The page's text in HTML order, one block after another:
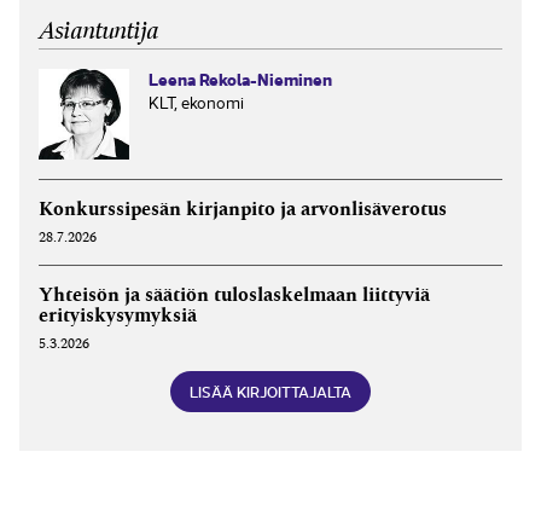
Asiantuntija
Leena Rekola-Nieminen
KLT, ekonomi
Konkurssipesän kirjanpito ja arvonlisäverotus
28.7.2026
Yhteisön ja säätiön tuloslaskelmaan liittyviä
erityiskysymyksiä
5.3.2026
LISÄÄ KIRJOITTAJALTA